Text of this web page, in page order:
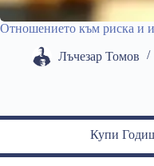
Отношението към риска и
Лъчезар Томов
Купи